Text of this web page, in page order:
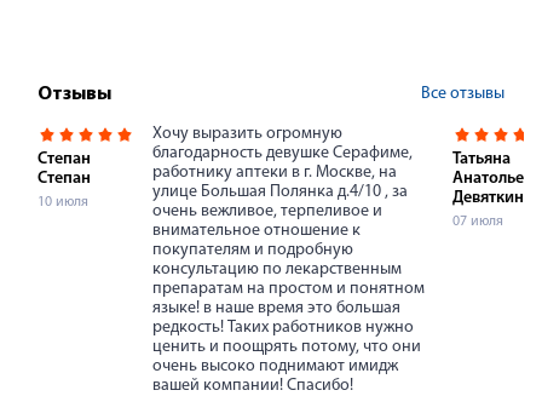
Отзывы Все отзывы
Степан
Степан
10 июля
Хочу выразить огромную
благодарность девушке Серафиме,
работнику аптеки в г. Москве, на
улице Большая Полянка д.4/10 , за
очень вежливое, терпеливое и
внимательное отношение к
покупателям и подробную
консультацию по лекарственным
препаратам на простом и понятном
языке! в наше время это большая
редкость! Таких работников нужно
ценить и поощрять потому, что они
очень высоко поднимают имидж
вашей компании! Спасибо!
Татьяна
Девяткина
07 июля